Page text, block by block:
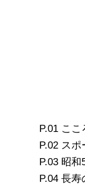
ここ
スポ
昭和
長寿